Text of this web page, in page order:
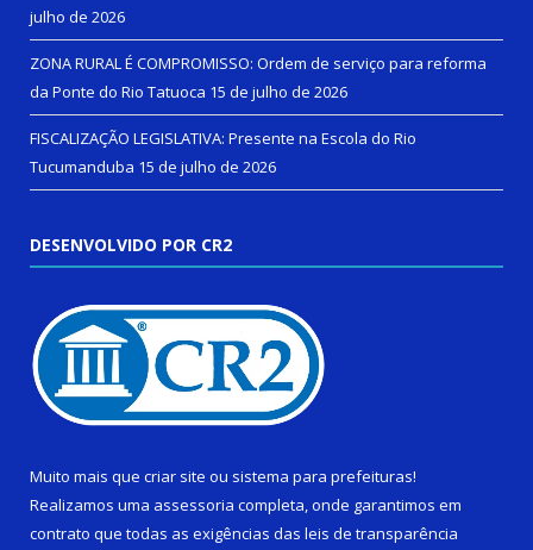
julho de 2026
ZONA RURAL É COMPROMISSO: Ordem de serviço para reforma
da Ponte do Rio Tatuoca 15 de julho de 2026
FISCALIZAÇÃO LEGISLATIVA: Presente na Escola do Rio
Tucumanduba 15 de julho de 2026
DESENVOLVIDO POR CR2
Muito mais que criar site ou sistema para prefeituras!
Realizamos uma assessoria completa, onde garantimos em
contrato que todas as exigências das leis de transparência